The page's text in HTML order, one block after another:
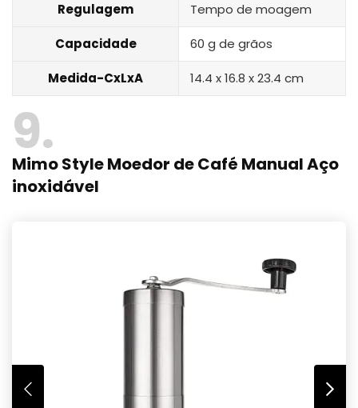
Regulagem Tempo de moagem
Capacidade 60 g de grãos
Medida-CxLxA 14.4 x 16.8 x 23.4 cm
9
Mimo Style Moedor de Café Manual Aço
inoxidável